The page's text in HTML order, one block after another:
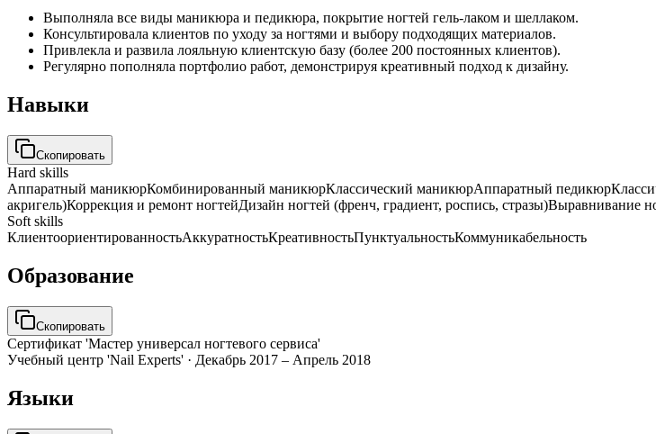
Выполняла все виды маникюра и педикюра, покрытие ногтей гель-лаком и шеллаком.
Консультировала клиентов по уходу за ногтями и выбору подходящих материалов.
Привлекла и развила лояльную клиентскую базу (более 200 постоянных клиентов).
Регулярно пополняла портфолио работ, демонстрируя креативный подход к дизайну.
Навыки
Скопировать
Hard skills
Аппаратный маникюрКомбинированный маникюрКлассический маникюрАппаратный педикюр
акригель)Коррекция и ремонт ногтейДизайн ногтей (френч, градиент, роспись, стразы)Выравнивание
Soft skills
КлиентоориентированностьАккуратностьКреативностьПунктуальностьКоммуникабельность
Образование
Скопировать
Сертификат 'Мастер универсал ногтевого сервиса'
Учебный центр 'Nail Experts' · Декабрь 2017 – Апрель 2018
Языки